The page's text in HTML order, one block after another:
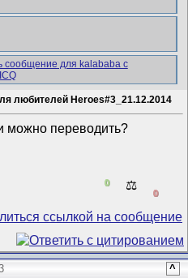
любителей Heroes#3_21.12.2014
можно переводить?
0 ⚖️
0
^